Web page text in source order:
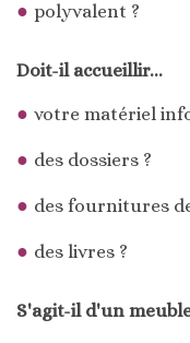
polyvalent ?
Doit-il accueillir...
votre matériel
des dossiers ?
des fournitures
des livres ?
S'agit-il d'un